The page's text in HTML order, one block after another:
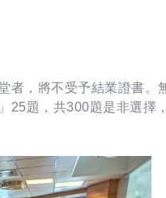
，將不受予結業證書。
題，共300題是非選擇